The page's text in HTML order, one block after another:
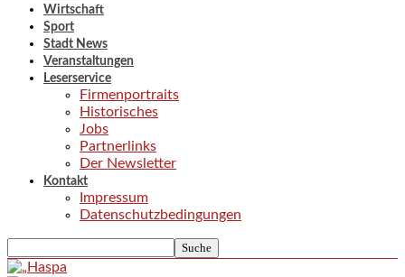
Wirtschaft
Sport
Stadt News
Veranstaltungen
Leserservice
Firmenportraits
Historisches
Jobs
Partnerlinks
Der Newsletter
Kontakt
Impressum
Datenschutzbedingungen